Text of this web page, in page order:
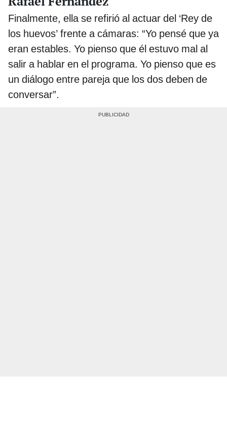
Finalmente, ella se refirió al actuar del ‘Rey de
los huevos’ frente a cámaras: “Yo pensé que ya
eran estables. Yo pienso que él estuvo mal al
salir a hablar en el programa. Yo pienso que es
un diálogo entre pareja que los dos deben de
conversar”.